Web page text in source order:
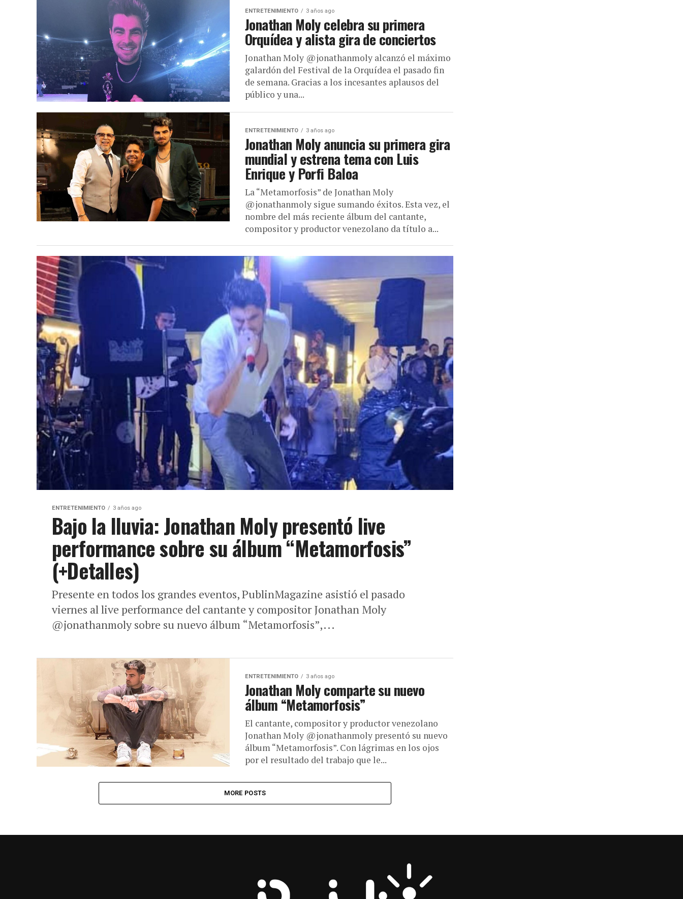
ENTRETENIMIENTO 3 años ago
Jonathan Moly celebra su primera
Orquídea y alista gira de conciertos
Jonathan Moly @jonathanmoly alcanzó el máximo
galardón del Festival de la Orquídea el pasado fin
de semana. Gracias a los incesantes aplausos del
público y una...
ENTRETENIMIENTO 3 años ago
Jonathan Moly anuncia su primera gira
mundial y estrena tema con Luis
Enrique y Porfi Baloa
La “Metamorfosis” de Jonathan Moly
@jonathanmoly sigue sumando éxitos. Esta vez, el
nombre del más reciente álbum del cantante,
compositor y productor venezolano da título a...
ENTRETENIMIENTO 3 años ago
Bajo la lluvia: Jonathan Moly presentó live
performance sobre su álbum “Metamorfosis”
(+Detalles)
Presente en todos los grandes eventos, PublinMagazine asistió el pasado
viernes al live performance del cantante y compositor Jonathan Moly
@jonathanmoly sobre su nuevo álbum “Metamorfosis”,...
ENTRETENIMIENTO 3 años ago
Jonathan Moly comparte su nuevo
álbum “Metamorfosis”
El cantante, compositor y productor venezolano
Jonathan Moly @jonathanmoly presentó su nuevo
álbum “Metamorfosis”. Con lágrimas en los ojos
por el resultado del trabajo que le...
MORE POSTS